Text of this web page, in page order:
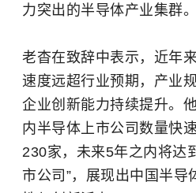
力突出的半导体产业集群。
老杳在致辞中表示，近年
速度远超行业预期，产业
企业创新能力持续提升。
内半导体上市公司数量快
230家，未来5年之内将达
市公司”，展现出中国半导